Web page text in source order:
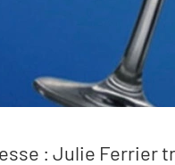
: Julie Ferrier